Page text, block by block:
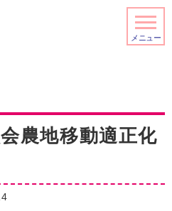
メニュー
農地移動適正化